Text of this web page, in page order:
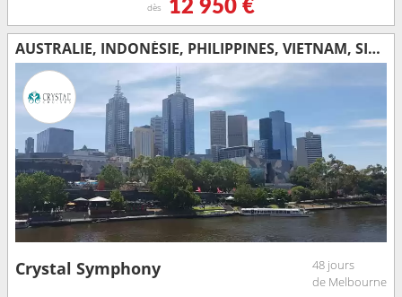
dès 12 950 €
AUSTRALIE, INDONÉSIE, PHILIPPINES, VIETNAM, SINGAPOUR, MALAISIE, THAÏLANDE, SRI LANKA, INDE, OMAN, EMIRATS ARABES UNIS
Crystal Symphony
48 jours
de Melbourne